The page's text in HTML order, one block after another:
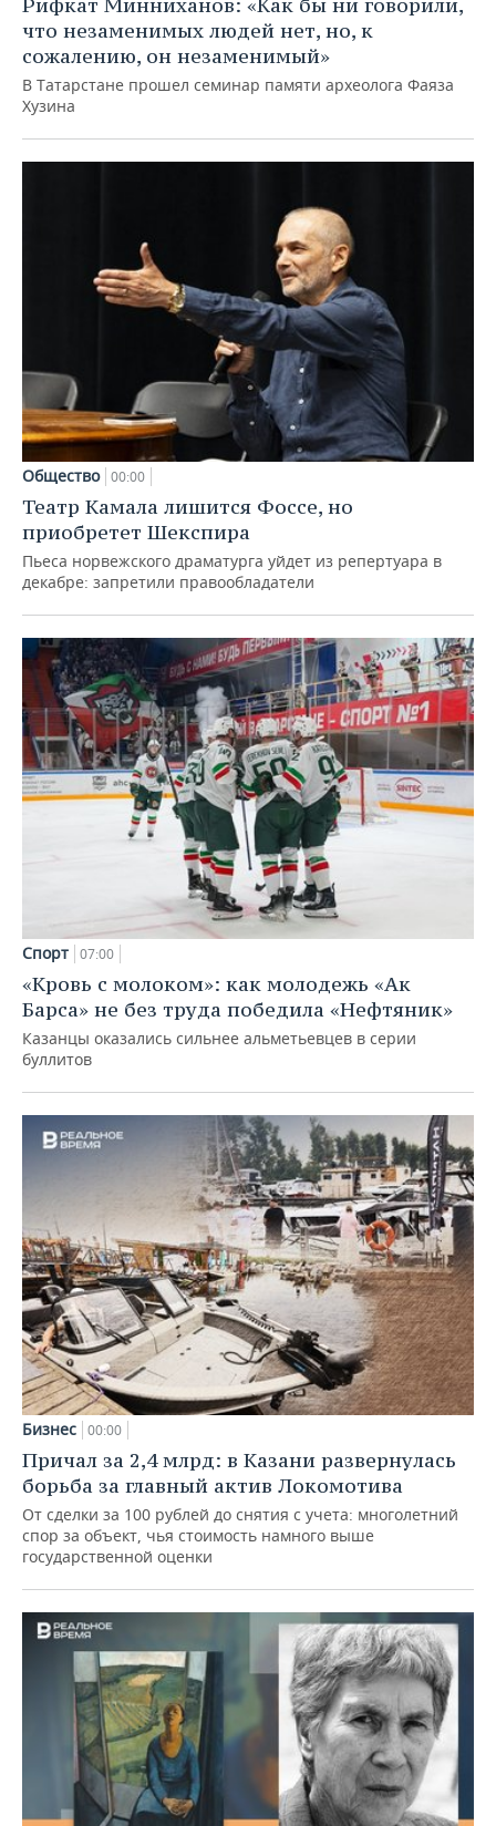
что незаменимых людей нет, но, к
сожалению, он незаменимый»
В Татарстане прошел семинар памяти археолога Фаяза
Хузина
Общество 00:00
Театр Камала лишится Фоссе, но
приобретет Шекспира
Пьеса норвежского драматурга уйдет из репертуара в
декабре: запретили правообладатели
Спорт 07:00
«Кровь с молоком»: как молодежь «Ак
Барса» не без труда победила «Нефтяник»
Казанцы оказались сильнее альметьевцев в серии
буллитов
Бизнес 00:00
Причал за 2,4 млрд: в Казани развернулась
борьба за главный актив Локомотива
От сделки за 100 рублей до снятия с учета: многолетний
спор за объект, чья стоимость намного выше
государственной оценки